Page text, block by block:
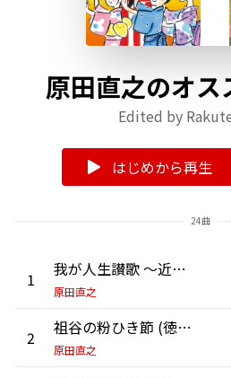
原田直之のオ
Edited by
はじめから再生
24曲
1 我が人生讃歌 ～近江八景～
原田直之
2 祖谷の粉ひき節 (徳島県民謡)
原田直之